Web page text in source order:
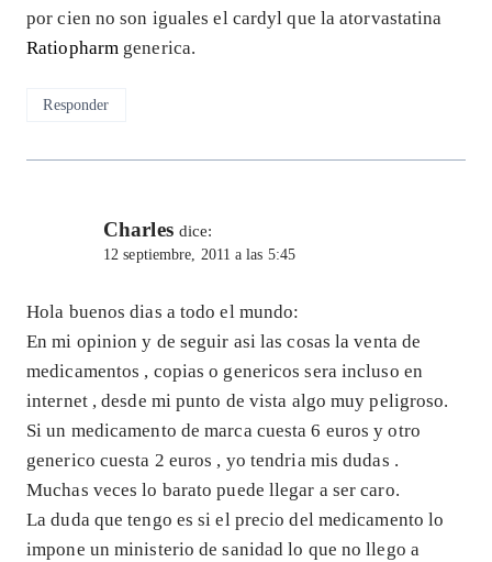
por cien no son iguales el cardyl que la atorvastatina
Ratiopharm generica.
Responder
Charles dice:
12 septiembre, 2011 a las 5:45
Hola buenos dias a todo el mundo:
En mi opinion y de seguir asi las cosas la venta de
medicamentos , copias o genericos sera incluso en
internet , desde mi punto de vista algo muy peligroso.
Si un medicamento de marca cuesta 6 euros y otro
generico cuesta 2 euros , yo tendria mis dudas .
Muchas veces lo barato puede llegar a ser caro.
La duda que tengo es si el precio del medicamento lo
impone un ministerio de sanidad lo que no llego a